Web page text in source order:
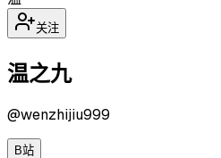
关注
温之九
@wenzhijiu999
B站